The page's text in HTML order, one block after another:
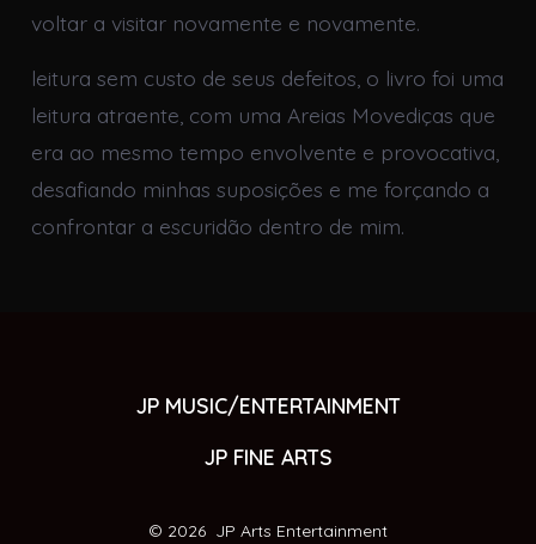
voltar a visitar novamente e novamente.
leitura sem custo de seus defeitos, o livro foi uma
leitura atraente, com uma Areias Movediças que
era ao mesmo tempo envolvente e provocativa,
desafiando minhas suposições e me forçando a
confrontar a escuridão dentro de mim.
JP MUSIC/ENTERTAINMENT
JP FINE ARTS
© 2026 JP Arts Entertainment